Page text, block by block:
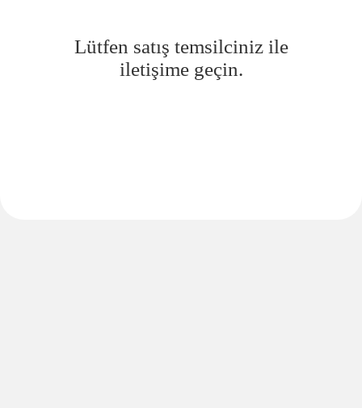
Lütfen satış temsilciniz ile
iletişime geçin.